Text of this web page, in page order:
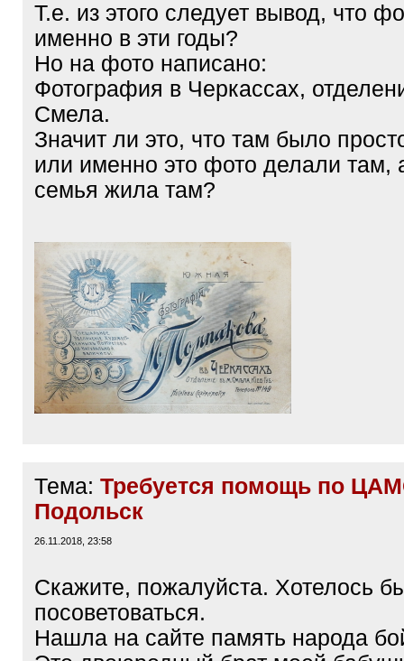
Т.е. из этого следует вывод, что
именно в эти годы?
Но на фото написано:
Фотография в Черкассах,
Смела.
Значит ли это, что там было
или именно это фото делали там,
семья жила там?
Тема: Требуется помощь по
Подольск
26.11.2018, 23:58
Скажите, пожалуйста. Хотелось
посоветоваться.
Нашла на сайте память народа